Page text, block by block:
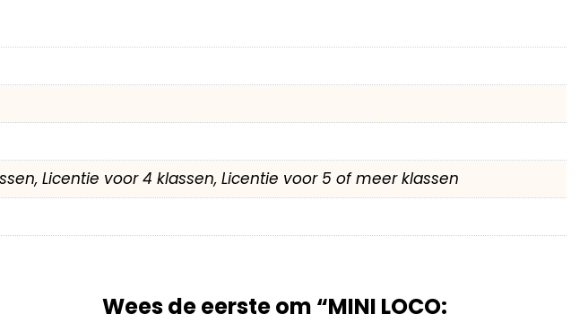
Licentie voor 4 klassen, Licentie voor 5 of meer klassen
Wees de eerste om “MINI LOCO: